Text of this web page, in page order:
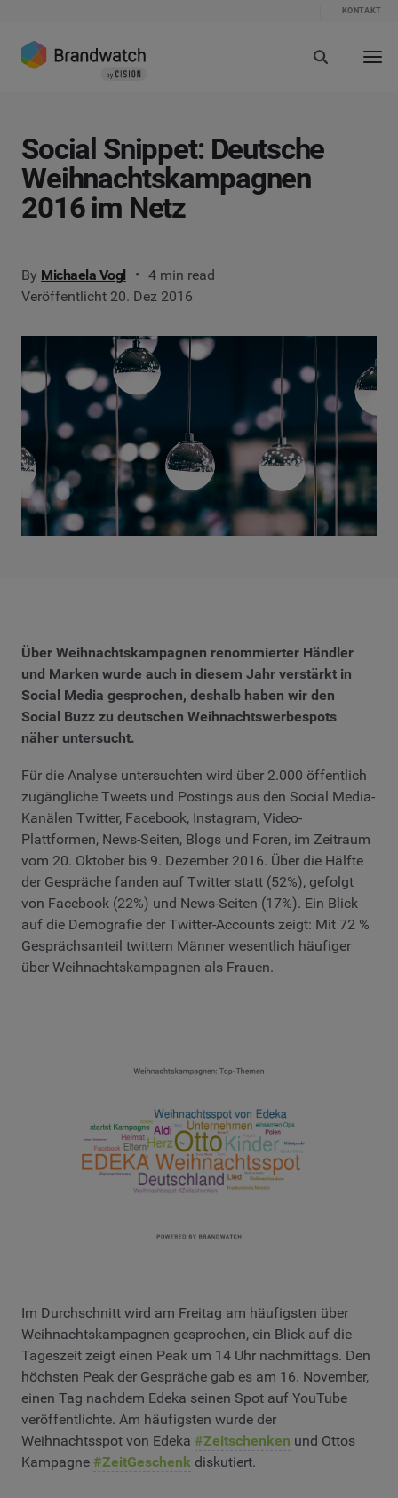
KONTAKT
Social Snippet: Deutsche
Weihnachtskampagnen
2016 im Netz
By Michaela Vogl
4 min read
Veröffentlicht 20. Dez 2016
Über Weihnachtskampagnen renommierter Händler
und Marken wurde auch in diesem Jahr verstärkt in
Social Media gesprochen, deshalb haben wir den
Social Buzz zu deutschen Weihnachtswerbespots
näher untersucht.
Für die Analyse untersuchten wird über 2.000 öffentlich
zugängliche Tweets und Postings aus den Social Media-
Kanälen Twitter, Facebook, Instagram, Video-
Plattformen, News-Seiten, Blogs und Foren, im Zeitraum
vom 20. Oktober bis 9. Dezember 2016. Über die Hälfte
der Gespräche fanden auf Twitter statt (52%), gefolgt
von Facebook (22%) und News-Seiten (17%). Ein Blick
auf die Demografie der Twitter-Accounts zeigt: Mit 72 %
Gesprächsanteil twittern Männer wesentlich häufiger
über Weihnachtskampagnen als Frauen.
Im Durchschnitt wird am Freitag am häufigsten über
Weihnachtskampagnen gesprochen, ein Blick auf die
Tageszeit zeigt einen Peak um 14 Uhr nachmittags. Den
höchsten Peak der Gespräche gab es am 16. November,
einen Tag nachdem Edeka seinen Spot auf YouTube
veröffentlichte. Am häufigsten wurde der
Weihnachtsspot von Edeka #Zeitschenken und Ottos
Kampagne #ZeitGeschenk diskutiert.